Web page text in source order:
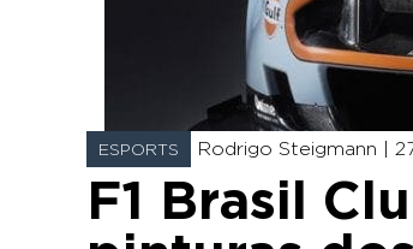
ESPORTS Rodrigo Steigmann |
F1 Brasil